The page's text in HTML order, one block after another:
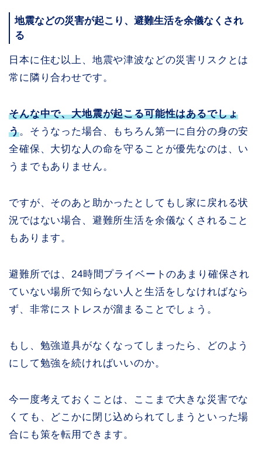
地震などの災害が起こり、避難生活を余儀なくされ
る
日本に住む以上、地震や津波などの災害リスクとは
常に隣り合わせです。
そんな中で、大地震が起こる可能性はあるでしょ
う。そうなった場合、もちろん第一に自分の身の安
全確保、大切な人の命を守ることが優先なのは、い
うまでもありません。
ですが、そのあと助かったとしてもし家に戻れる状
況ではない場合、避難所生活を余儀なくされること
もあります。
避難所では、24時間プライベートのあまり確保され
ていない場所で知らない人と生活をしなければなら
ず、非常にストレスが溜まることでしょう。
もし、勉強道具がなくなってしまったら、どのよう
にして勉強を続ければいいのか。
今一度考えておくことは、ここまで大きな災害でな
くても、どこかに閉じ込められてしまうといった場
合にも策を転用できます。